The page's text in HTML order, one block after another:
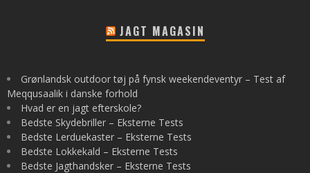
JAGT MAGASIN
Grønlandsk outdoor tøj på fynsk weekendeventyr – Test af
Meqqusaalik i danske forhold
Hvad er en jagt efterskole?
Bedste Skydebriller – Eksterne Tests
Bedste Lerduekaster – Eksterne Tests
Bedste Lokkekald – Eksterne Tests
Bedste Jagthandsker – Eksterne Tests